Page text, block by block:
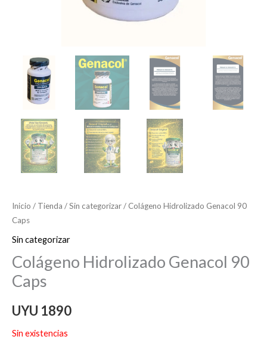
Inicio / Tienda /Sin categorizar/ Colágeno Hidrolizado Genacol 90
Caps
Sin categorizar
Colágeno Hidrolizado Genacol 90
Caps
UYU 1890
Sin existencias